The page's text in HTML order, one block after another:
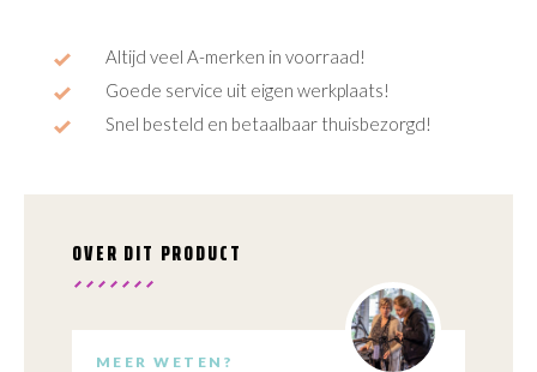
Altijd veel A-merken in voorraad!
Goede service uit eigen werkplaats!
Snel besteld en betaalbaar thuisbezorgd!
OVER DIT PRODUCT
MEER WETEN?